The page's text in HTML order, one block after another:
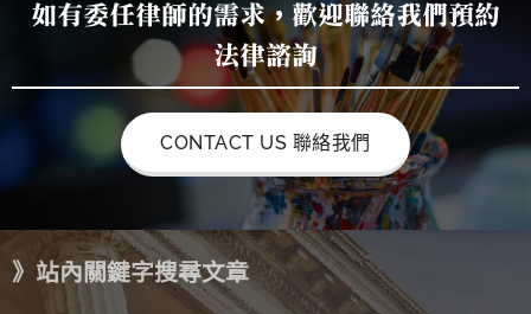
如有委任律師的需求，歡迎聯絡我們預約
法律諮詢
CONTACT US 聯絡我們
》站內關鍵字搜尋文章